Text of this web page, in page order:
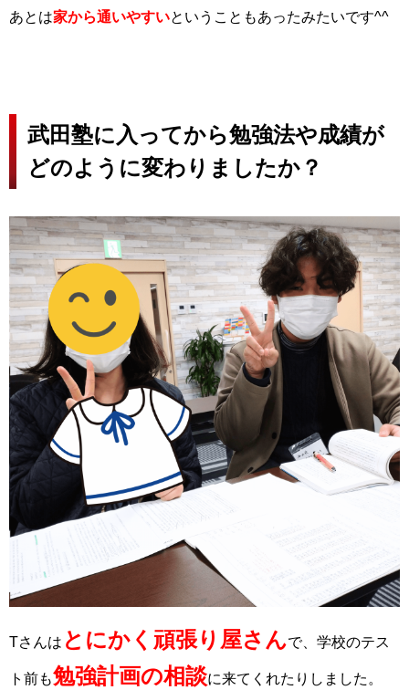
あとは家から通いやすいということもあったみたいです^^
武田塾に入ってから勉強法や成績が
どのように変わりましたか？
Tさんは とにかく頑張り屋さんで、学校のテス
ト前も勉強計画の相談に来てくれたりしました。